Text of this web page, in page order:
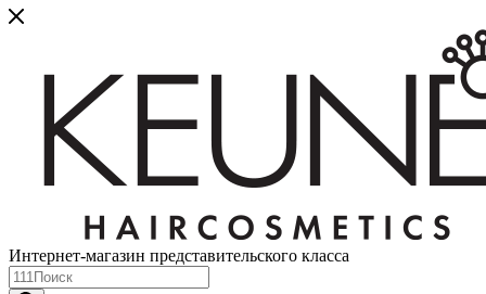
Интернет-магазин представительского класса